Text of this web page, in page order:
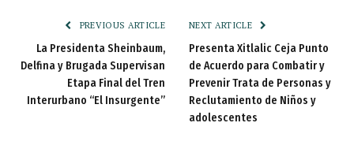
PREVIOUS ARTICLE
La Presidenta Sheinbaum,
Delfina y Brugada Supervisan
Etapa Final del Tren
Interurbano “El Insurgente”
NEXT ARTICLE
Presenta Xitlalic Ceja Punto
de Acuerdo para Combatir y
Prevenir Trata de Personas y
Reclutamiento de Niños y
adolescentes